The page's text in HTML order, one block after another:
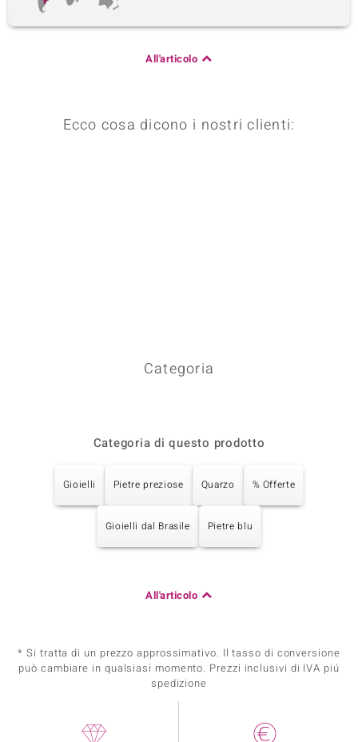
All'articolo
Ecco cosa dicono i nostri clienti:
Categoria
Categoria di questo prodotto
Gioielli Pietre preziose Quarzo % Offerte
Gioielli dal Brasile Pietre blu
All'articolo
* Si tratta di un prezzo approssimativo. Il tasso di conversione
può cambiare in qualsiasi momento. Prezzi inclusivi di IVA piú
spedizione